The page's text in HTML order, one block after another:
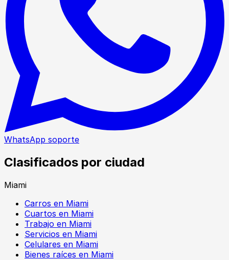
WhatsApp soporte
Clasificados por ciudad
Miami
Carros en Miami
Cuartos en Miami
Trabajo en Miami
Servicios en Miami
Celulares en Miami
Bienes raíces en Miami